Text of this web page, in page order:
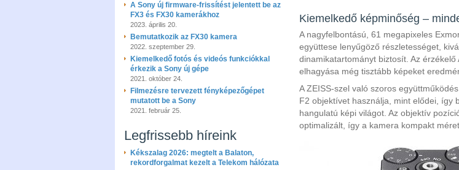
A Sony új firmware-frissítést jelentett be az
FX3 és FX30 kamerákhoz
2023. április 20.
Bemutatkozik az FX30 kamera
2022. szeptember 29.
Kiemelkedő fotós és videós funkciókkal
érkezik a Sony új gépe
2021. október 24.
Filmezésre tervezett fényképezőgépet
mutatott be a Sony
2021. február 25.
Legfrissebb híreink
Kékszalag 2026: megtelt a Balaton,
rekordforgalmat kezelt a Telekom hálózata
Kiemelkedő képminőség –
A nagyfelbontású, 61 megapixeles
együttese lenyűgöző részletességet,
dinamikatartományt biztosít. Az
elhagyása még tisztább képeket
A ZEISS-szel való szoros
F2 objektívet használja, mint elődei, így
hangulatú képi világot. Az objektív
optimalizált, így a kamera kompakt